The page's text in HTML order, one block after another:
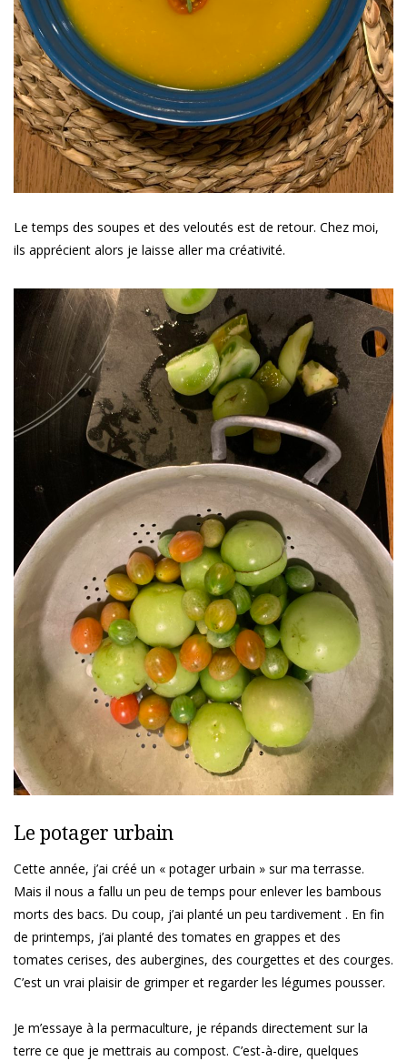
Le temps des soupes et des veloutés est de retour. Chez moi,
ils apprécient alors je laisse aller ma créativité.
Le potager urbain
Cette année, j’ai créé un « potager urbain » sur ma terrasse.
Mais il nous a fallu un peu de temps pour enlever les bambous
morts des bacs. Du coup, j’ai planté un peu tardivement . En fin
de printemps, j’ai planté des tomates en grappes et des
tomates cerises, des aubergines, des courgettes et des courges.
C’est un vrai plaisir de grimper et regarder les légumes pousser.
Je m’essaye à la permaculture, je répands directement sur la
terre ce que je mettrais au compost. C’est-à-dire, quelques